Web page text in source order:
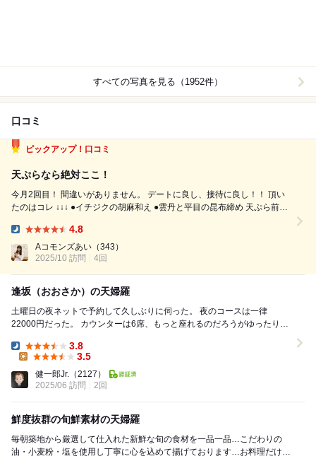
すべての写真を見る（1952件）
口コミ
ピックアップ！口コミ
天ぷらなら絶対ここ！
今月2回目！ 間違いがありません。 デートに良し、接待に良し！！ 頂い
たのはコレ ↓↓↓ ●イチジクの胡麻和え ●雲丹と平目の昆布締め 天ぷら前の
4.8
Aコモンズあい （343）
2025/10 訪問
4回
逢坂（おおさか）の天婦羅
土曜日の夜ネットで予約して久しぶりに伺った。 夜のコースは一律
22000円だった。 カウンターは6席、もっと座れるのだろうがゆったりし
Dinner:
3.8
3.5
健一郎Jr. （2127）
2025/06 訪問
2回
鮮度抜群の旬鮮素材の天婦羅
毎朝築地から厳選して仕入れた新鮮な旬の食材を一品一品…こだわりの
油・小麦粉・塩を使用し丁寧に心を込めて揚げております…お料理だけで